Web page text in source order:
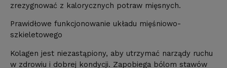
zrezygnować z kalorycznych potraw mięsnych.
Prawidłowe funkcjonowanie układu mięśniowo-
szkieletowego
Kolagen jest niezastąpiony, aby utrzymać narządy ruchu
w zdrowiu i dobrej kondycji. Zapobiega bólom stawów